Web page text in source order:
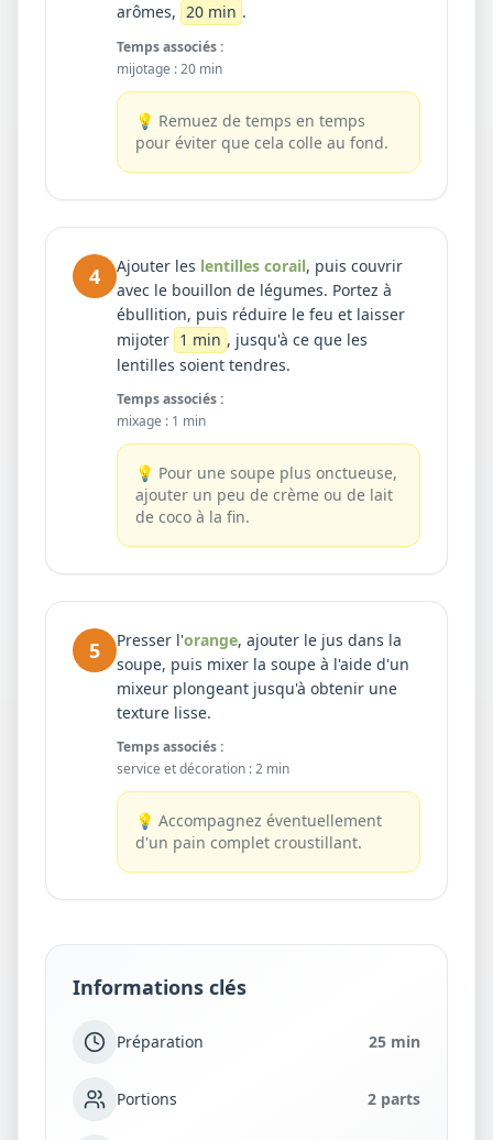
arômes, 20 min .
Temps associés :
mijotage :20 min
💡 Remuez de temps en temps
pour éviter que cela colle au fond.
4 Ajouter les lentilles corail, puis couvrir
avec le bouillon de légumes. Portez à
ébullition, puis réduire le feu et laisser
mijoter 1 min , jusqu'à ce que les
lentilles soient tendres.
Temps associés :
mixage : 1 min
💡 Pour une soupe plus onctueuse,
ajouter un peu de crème ou de lait
de coco à la fin.
5 Presser l'orange, ajouter le jus dans la
soupe, puis mixer la soupe à l'aide d'un
mixeur plongeant jusqu'à obtenir une
texture lisse.
Temps associés :
service et décoration :2 min
💡 Accompagnez éventuellement
d'un pain complet croustillant.
Informations clés
Préparation 25 min
Portions 2 parts